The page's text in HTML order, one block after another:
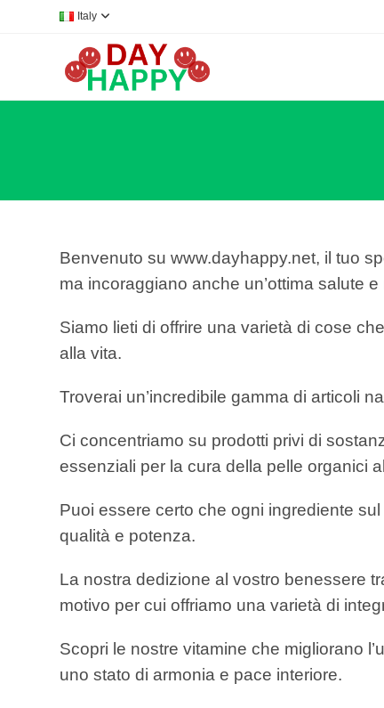
Italy
Benvenuto su www.dayhappy.net, il tuo
ma incoraggiano anche un’ottima salute
Siamo lieti di offrire una varietà di cose
alla vita.
Troverai un’incredibile gamma di articoli
Ci concentriamo su prodotti privi di
essenziali per la cura della pelle organici
Puoi essere certo che ogni ingrediente
qualità e potenza.
La nostra dedizione al vostro benessere
motivo per cui offriamo una varietà di
Scopri le nostre vitamine che migliorano
uno stato di armonia e pace interiore.